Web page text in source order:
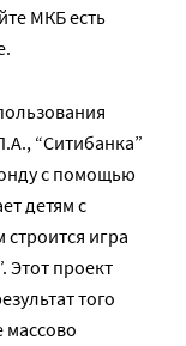
МКБ есть
“Ситибанка”
с помощью
детям с
игра
Этот проект
того
массово